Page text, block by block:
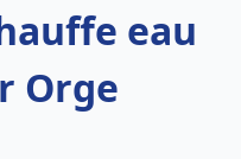
eau
Orge